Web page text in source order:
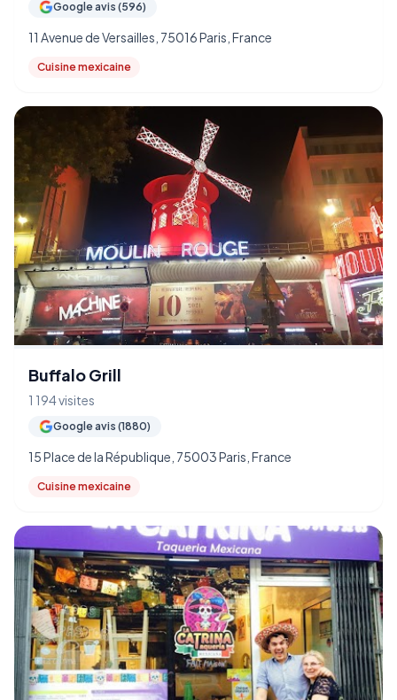
Google avis (596)
11 Avenue de Versailles, 75016 Paris, France
Cuisine mexicaine
Buffalo Grill
1 194 visites
Google avis (1880)
15 Place de la République, 75003 Paris, France
Cuisine mexicaine